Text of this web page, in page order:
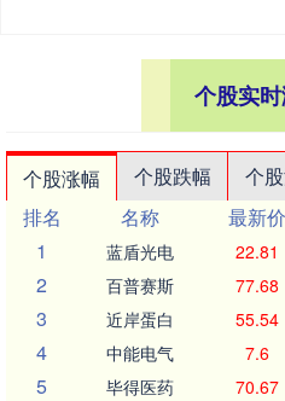
个股实
个股涨幅 个股跌幅 个
排名
名称 最新价
1
蓝盾光电 22.81
2 百普赛斯 77.68
3 近岸蛋白 55.54
4 中能电气 7.6
5 毕得医药 70.67